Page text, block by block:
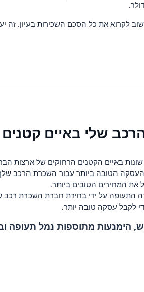
לקרוא את כל הסכם השכירות בעיון. זה
שלי באיים
באיים הקטנים הרחוקים של ארצות
הטובה ביותר עבור השכרת הרכב
המחירים הטובים ביותר.
התעופה על ידי בחירת חברת השכרת
לקבל עסקה טובה יותר.
הימנעות מתוספות נמל